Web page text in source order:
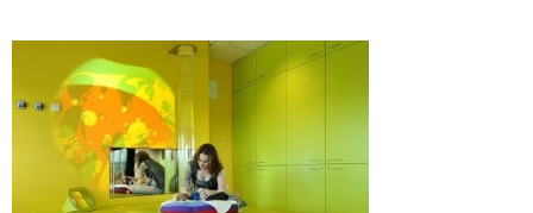
εκπαίδευσης στην παιδιατρική.